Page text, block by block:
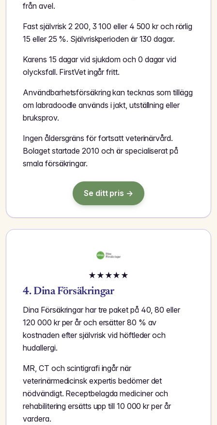
från avel.
Fast självrisk 2 200, 3 100 eller 4 500 kr och rörlig
15 eller 25 %. Självriskperioden är 130 dagar.
Karens 15 dagar vid sjukdom och 0 dagar vid
olycksfall. FirstVet ingår fritt.
Användbarhetsförsäkring kan tecknas som tillägg
om labradoodle används i jakt, utställning eller
bruksprov.
Ingen åldersgräns för fortsatt veterinärvård.
Bolaget startade 2010 och är specialiserat på
smala försäkringar.
Se ditt pris →
★ ★ ★★ ★
4. Dina Försäkringar
Dina Försäkringar har tre paket på 40, 80 eller
120 000 kr per år och ersätter 80 % av
kostnaden efter självrisk vid höftleder och
hudallergi.
MR, CT och scintigrafi ingår när
veterinärmedicinsk expertis bedömer det
nödvändigt. Receptbelagda mediciner och
rehabilitering ersätts upp till 10 000 kr per år
vardera.